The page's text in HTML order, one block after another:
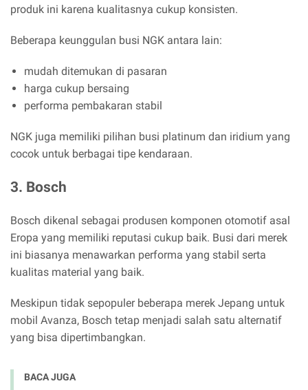
produk ini karena kualitasnya cukup konsisten.
Beberapa keunggulan busi NGK antara lain:
mudah ditemukan di pasaran
harga cukup bersaing
performa pembakaran stabil
NGK juga memiliki pilihan busi platinum dan iridium yang
cocok untuk berbagai tipe kendaraan.
3. Bosch
Bosch dikenal sebagai produsen komponen otomotif asal
Eropa yang memiliki reputasi cukup baik. Busi dari merek
ini biasanya menawarkan performa yang stabil serta
kualitas material yang baik.
Meskipun tidak sepopuler beberapa merek Jepang untuk
mobil Avanza, Bosch tetap menjadi salah satu alternatif
yang bisa dipertimbangkan.
BACA JUGA